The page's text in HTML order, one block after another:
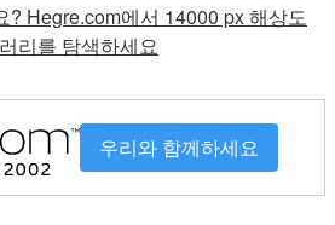
? Hegre.com에서 14000 px 해상도
리를 탐색하세요
우리와 함께하세요